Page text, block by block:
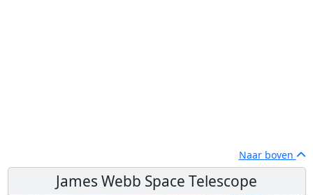
Naar boven
James Webb Space Telescope